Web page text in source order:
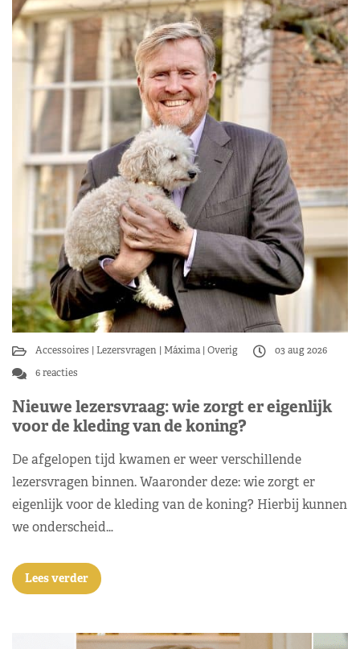
Accessoires Lezersvragen Máxima Overig
03 aug 2026
6 reacties
Nieuwe lezersvraag: wie zorgt er eigenlijk
voor de kleding van de koning?
De afgelopen tijd kwamen er weer verschillende
lezersvragen binnen. Waaronder deze: wie zorgt er
eigenlijk voor de kleding van de koning? Hierbij kunnen
we onderscheid…
Lees verder